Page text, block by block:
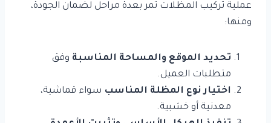
عملية تركيب المظلات تمر بعدة مراحل لضمان الجودة،
ومنها:
تحديد الموقع والمساحة المناسبة وفق
متطلبات العميل.
اختيار نوع المظلة المناسب سواء قماشية،
معدنية أو خشبية.